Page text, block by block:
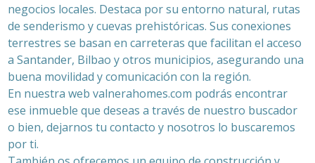
negocios locales. Destaca por su entorno natural, rutas
de senderismo y cuevas prehistóricas. Sus conexiones
terrestres se basan en carreteras que facilitan el acceso
a Santander, Bilbao y otros municipios, asegurando una
buena movilidad y comunicación con la región.
En nuestra web valnerahomes.com podrás encontrar
ese inmueble que deseas a través de nuestro buscador
o bien, dejarnos tu contacto y nosotros lo buscaremos
por ti.